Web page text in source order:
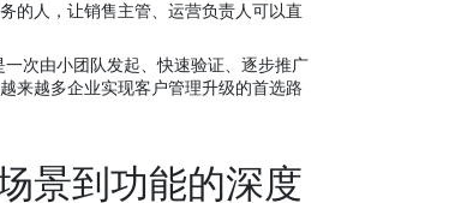
的人，让销售主管、运营负责人可以直
一次由小团队发起、快速验证、逐步推广
来越多企业实现客户管理升级的首选路
景到功能的深度